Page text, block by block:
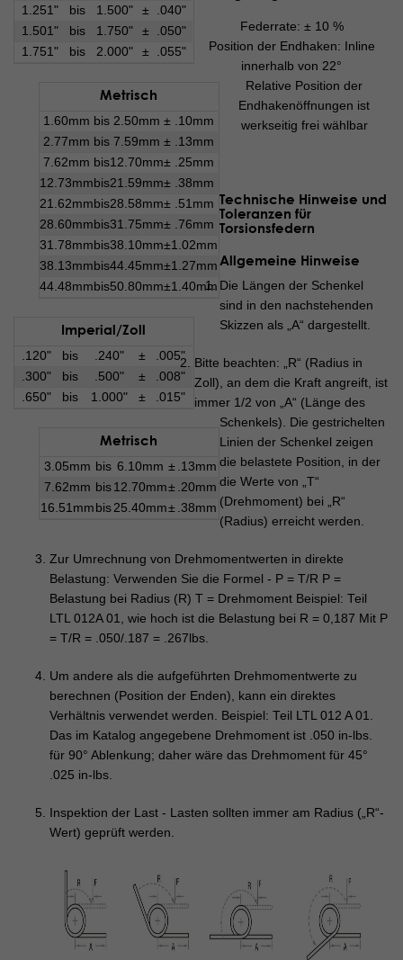
1.251" bis 1.500" ±
.040"
1.501"
bis 1.750" ±
.050"
1.751"
bis 2.000" ± .055"
Metrisch
1.60mm bis 2.50mm ± .10mm
2.77mm bis 7.59mm ± .13mm
7.62mm bis12.70mm± .25mm
12.73mm bis21.59mm± .38mm
21.62mm bis28.58mm± .51mm
28.60mm bis31.75mm± .76mm
31.78mm bis38.10mm±1.02mm
38.13mm bis44.45mm±1.27mm
44.48mm bis50.80mm±1.40mm
Imperial/Zoll
.120" bis .240" ±
.005"
.300"
bis .500" ±
.008"
.650"
bis 1.000" ± .015"
Metrisch
3.05mm bis 6.10mm ± .13mm
7.62mm bis 12.70mm± .20mm
16.51mm bis25.40mm± .38mm
Federrate: ± 10 %
Position der Endhaken: Inline
innerhalb von 22°
Relative Position der
Endhakenöffnungen ist
werkseitig frei wählbar
Technische Hinweise und
Toleranzen für
Torsionsfedern
Allgemeine Hinweise
Die Längen der Schenkel
sind in den nachstehenden
Skizzen als „A“ dargestellt.
Bitte beachten: „R“ (Radius in
Zoll), an dem die Kraft angreift, ist
immer 1/2 von „A“ (Länge des
Schenkels). Die gestrichelten
Linien der Schenkel zeigen
die belastete Position, in der
die Werte von „T“
(Drehmoment) bei „R“
(Radius) erreicht werden.
Zur Umrechnung von Drehmomentwerten in direkte
Belastung: Verwenden Sie die Formel - P = T/R P =
Belastung bei Radius (R) T = Drehmoment Beispiel: Teil
LTL 012A 01, wie hoch ist die Belastung bei R = 0,187 Mit P
= T/R = .050/.187 = .267lbs.
Um andere als die aufgeführten Drehmomentwerte zu
berechnen (Position der Enden), kann ein direktes
Verhältnis verwendet werden. Beispiel: Teil LTL 012 A 01.
Das im Katalog angegebene Drehmoment ist .050 in-lbs.
für 90° Ablenkung; daher wäre das Drehmoment für 45°
.025 in-lbs.
Inspektion der Last - Lasten sollten immer am Radius („R“-
Wert) geprüft werden.